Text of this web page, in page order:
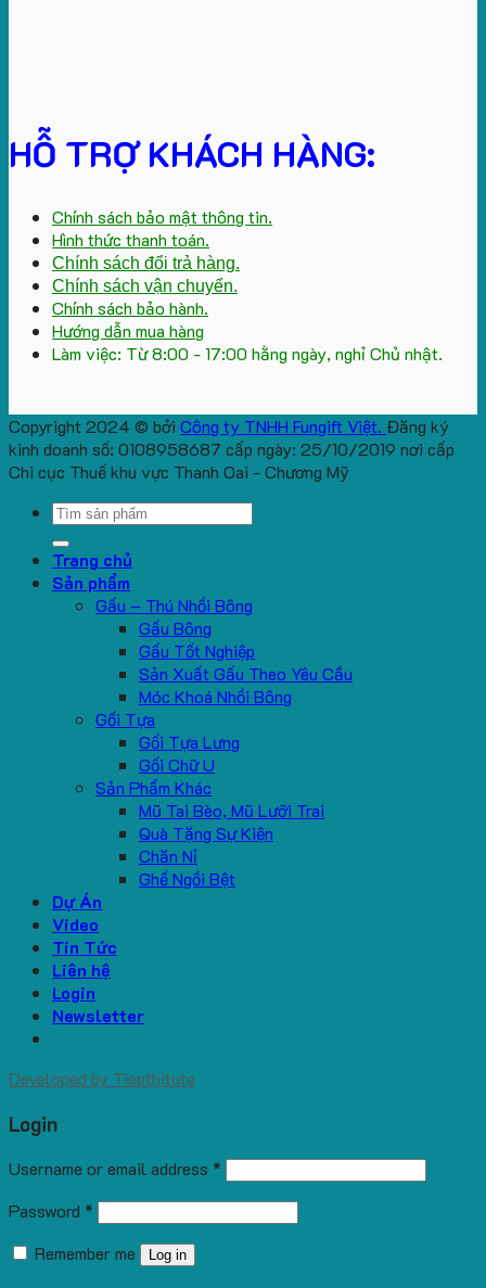
HỖ TRỢ KHÁCH HÀNG:
Chính sách bảo mật thông tin.
Hình thức thanh toán.
Chính sách đổi trả hàng.
Chính sách vận chuyển.
Chính sách bảo hành.
Hướng dẫn mua hàng
Làm việc: Từ 8:00 - 17:00 hằng ngày, nghỉ Chủ nhật.
Copyright 2024 © bởi Công ty TNHH Fungift Việt. Đăng ký
kinh doanh số: 0108958687 cấp ngày: 25/10/2019 nơi cấp
Chi cục Thuế khu vực Thanh Oai - Chương Mỹ
Search
Trang chủ
Sản phẩm
Gấu – Thú Nhồi Bông
Gấu Bông
Gấu Tốt Nghiệp
Sản Xuất Gấu Theo Yêu Cầu
Móc Khoá Nhồi Bông
Gối Tựa
Gối Tựa Lưng
Gối Chữ U
Sản Phẩm Khác
Mũ Tai Bèo, Mũ Lưỡi Trai
Quà Tặng Sự Kiện
Chăn Nỉ
Ghế Ngồi Bệt
Dự Án
Video
Tin Tức
Liên hệ
Login
Newsletter
Developed by Tiepthitute
Login
Username or email address *
Password *
Remember me
Log in